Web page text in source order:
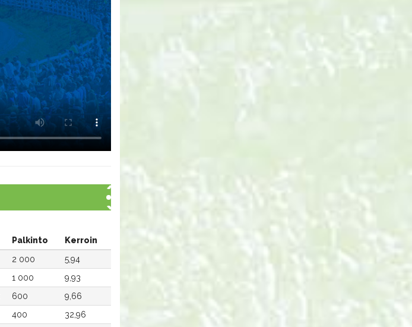
Palkinto
Kerroin
2 000
5,94
1 000
9,93
600
9,66
400
32,96